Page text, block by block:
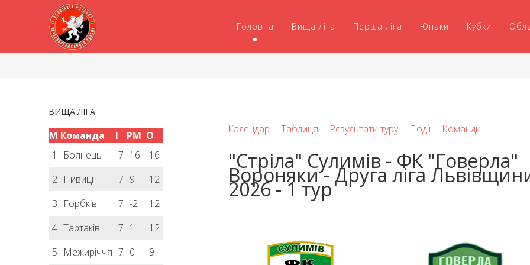
Головна Вища ліга Перша ліга Юнаки Кубки
ВИЩА ЛІГА
М Команда І РМ О
1
Боянець 7 16
16
2 Нивиці 7 9
12
3 Горбків 7 -2
12
4 Тартаків 7 1
12
5 Межиріччя 7 0
9
Календар Таблиця Результати туру Події Команди
"Стріла" Сулимів - ФК "Говерла"
Вороняки - Друга ліга
2026 - 1 тур